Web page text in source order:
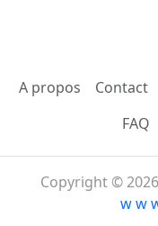
A propos Contact
FAQ
Copyright © 2026
w w